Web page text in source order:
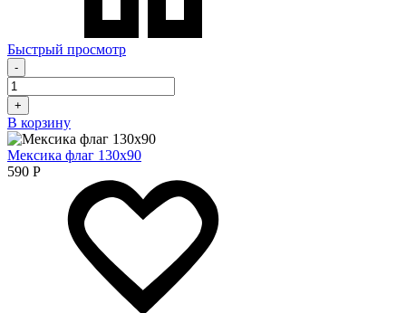
Быстрый просмотр
-
+
В корзину
Мексика флаг 130х90
590 Р